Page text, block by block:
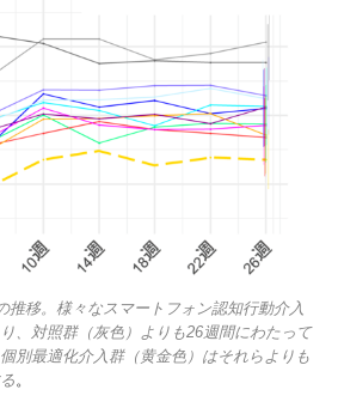
推移。様々なスマートフォン認知行動介入
、対照群（灰色）よりも26週間にわたって
別最適化介入群（黄金色）はそれらよりも
。